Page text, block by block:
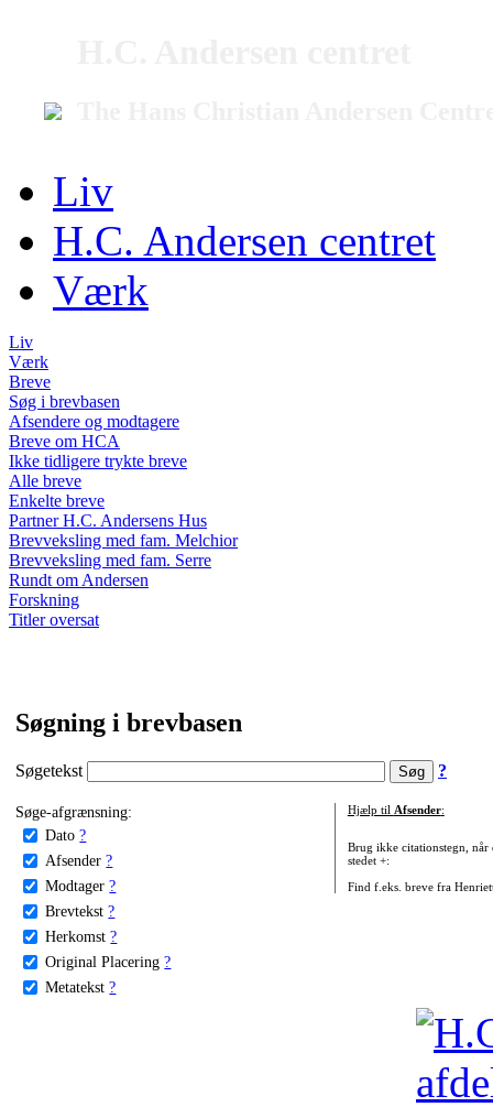
Liv
H.C. Andersen centret
Værk
Liv
Værk
Breve
Søg i brevbasen
Afsendere og modtagere
Breve om HCA
Ikke tidligere trykte breve
Alle breve
Enkelte breve
Partner H.C. Andersens Hus
Brevveksling med fam. Melchior
Brevveksling med fam. Serre
Rundt om Andersen
Forskning
Titler oversat
Søgning i brevbasen
Søgetekst ?
Søge-afgrænsning:
Dato ?
Afsender ?
Modtager ?
Brevtekst ?
Herkomst ?
Original Placering ?
Metatekst ?
Hjælp til Afsender:
Brug ikke citationstegn, når
stedet +:
Find f.eks. breve fra